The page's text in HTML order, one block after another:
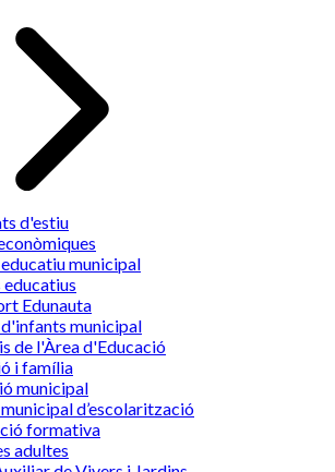
d'estiu
municipal
Edunauta
municipal
de l'Àrea d'Educació
i família
municipal
d’escolarització
formativa
adultes